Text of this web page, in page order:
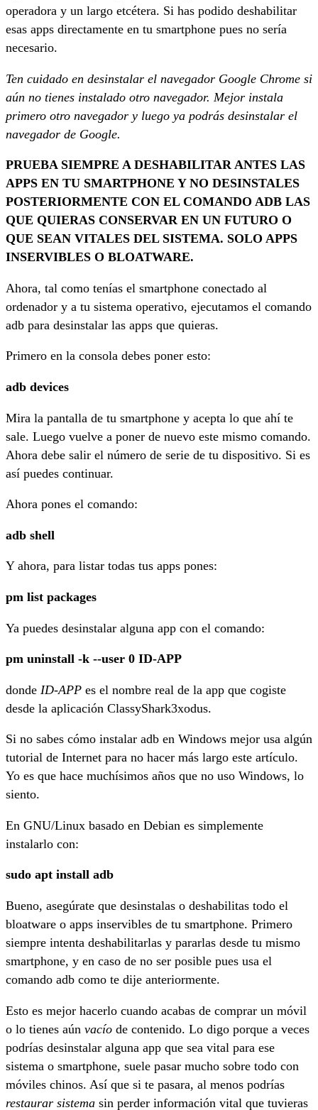
operadora y un largo etcétera. Si has podido deshabilitar
esas apps directamente en tu smartphone pues no sería
necesario.
Ten cuidado en desinstalar el navegador Google Chrome si
aún no tienes instalado otro navegador. Mejor instala
primero otro navegador y luego ya podrás desinstalar el
navegador de Google.
PRUEBA SIEMPRE A DESHABILITAR ANTES LAS
APPS EN TU SMARTPHONE Y NO DESINSTALES
POSTERIORMENTE CON EL COMANDO ADB LAS
QUE QUIERAS CONSERVAR EN UN FUTURO O
QUE SEAN VITALES DEL SISTEMA. SOLO APPS
INSERVIBLES O BLOATWARE.
Ahora, tal como tenías el smartphone conectado al
ordenador y a tu sistema operativo, ejecutamos el comando
adb para desinstalar las apps que quieras.
Primero en la consola debes poner esto:
adb devices
Mira la pantalla de tu smartphone y acepta lo que ahí te
sale. Luego vuelve a poner de nuevo este mismo comando.
Ahora debe salir el número de serie de tu dispositivo. Si es
así puedes continuar.
Ahora pones el comando:
adb shell
Y ahora, para listar todas tus apps pones:
pm list packages
Ya puedes desinstalar alguna app con el comando:
pm uninstall -k --user 0 ID-APP
donde ID-APP es el nombre real de la app que cogiste
desde la aplicación ClassyShark3xodus.
Si no sabes cómo instalar adb en Windows mejor usa algún
tutorial de Internet para no hacer más largo este artículo.
Yo es que hace muchísimos años que no uso Windows, lo
siento.
En GNU/Linux basado en Debian es simplemente
instalarlo con:
sudo apt install adb
Bueno, asegúrate que desinstalas o deshabilitas todo el
bloatware o apps inservibles de tu smartphone. Primero
siempre intenta deshabilitarlas y pararlas desde tu mismo
smartphone, y en caso de no ser posible pues usa el
comando adb como te dije anteriormente.
Esto es mejor hacerlo cuando acabas de comprar un móvil
o lo tienes aún vacío de contenido. Lo digo porque a veces
podrías desinstalar alguna app que sea vital para ese
sistema o smartphone, suele pasar mucho sobre todo con
móviles chinos. Así que si te pasara, al menos podrías
restaurar sistema sin perder información vital que tuvieras